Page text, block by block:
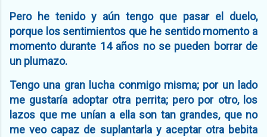
Pero he tenido y aún tengo que pasar el duelo,
porque los sentimientos que he sentido momento a
momento durante 14 años no se pueden borrar de
un plumazo.
Tengo una gran lucha conmigo misma; por un lado
me gustaría adoptar otra perrita; pero por otro, los
lazos que me unían a ella son tan grandes, que no
me veo capaz de suplantarla y aceptar otra bebita